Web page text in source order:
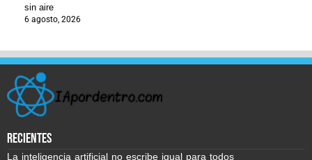
sin aire
6 agosto, 2026
recientes